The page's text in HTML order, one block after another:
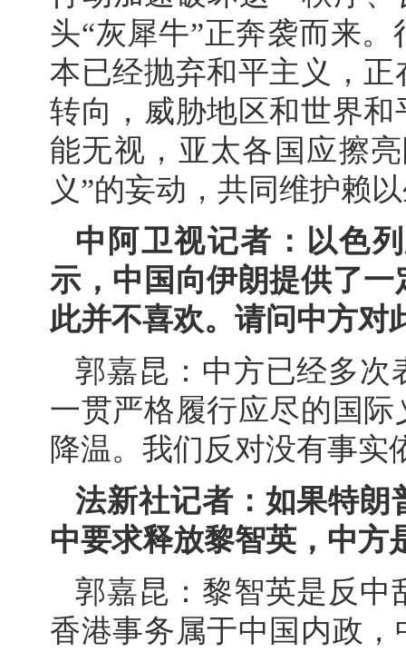
头“灰犀牛”正奔袭而来
本已经抛弃和平主义，
转向，威胁地区和世界
能无视，亚太各国应擦
义”的妄动，共同维护赖
中阿卫视记者：以色
示，中国向伊朗提供了
此并不喜欢。请问中方对
郭嘉昆：中方已经多次
一贯严格履行应尽的国
降温。我们反对没有事实
法新社记者：如果特朗
中要求释放黎智英，中方
郭嘉昆：黎智英是反中
香港事务属于中国内政